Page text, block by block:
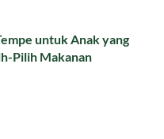
untuk Anak yang
Pilih Makanan